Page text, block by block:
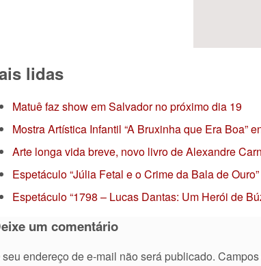
lidas
Matuê faz show em Salvador no próximo dia 19
Mostra Artística Infantil “A Bruxinha que Era Boa”
Arte longa vida breve, novo livro de Alexandre
Espetáculo “Júlia Fetal e o Crime da Bala de
Espetáculo “1798 – Lucas Dantas: Um Herói de
um comentário
seu endereço de e-mail não será publicado.